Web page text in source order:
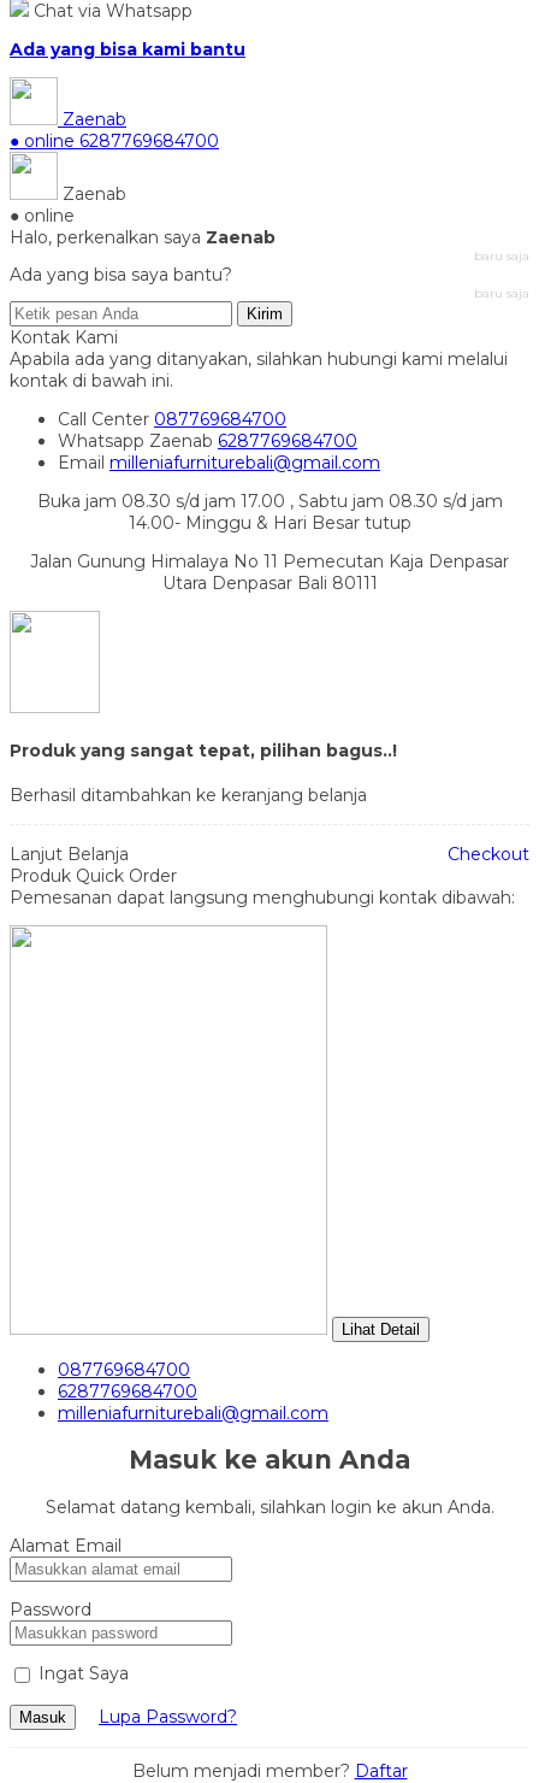
Chat via Whatsapp
Ada yang bisa kami bantu
Zaenab
● online 6287769684700
Zaenab
● online
Halo, perkenalkan saya Zaenab
baru saja
Ada yang bisa saya bantu?
baru saja
Kirim
Kontak Kami
Apabila ada yang ditanyakan, silahkan hubungi kami melalui
kontak di bawah ini.
Call Center 087769684700
Whatsapp Zaenab 6287769684700
Email milleniafurniturebali@gmail.com
Buka jam 08.30 s/d jam 17.00 , Sabtu jam 08.30 s/d jam
14.00- Minggu & Hari Besar tutup
Jalan Gunung Himalaya No 11 Pemecutan Kaja Denpasar
Utara Denpasar Bali 80111
Produk yang sangat tepat, pilihan bagus..!
Berhasil ditambahkan ke keranjang belanja
Lanjut Belanja
Checkout
Produk Quick Order
Pemesanan dapat langsung menghubungi kontak dibawah:
Lihat Detail
087769684700
6287769684700
milleniafurniturebali@gmail.com
Masuk ke akun Anda
Selamat datang kembali, silahkan login ke akun Anda.
Alamat Email
Password
Ingat Saya
Masuk Lupa Password?
Belum menjadi member? Daftar